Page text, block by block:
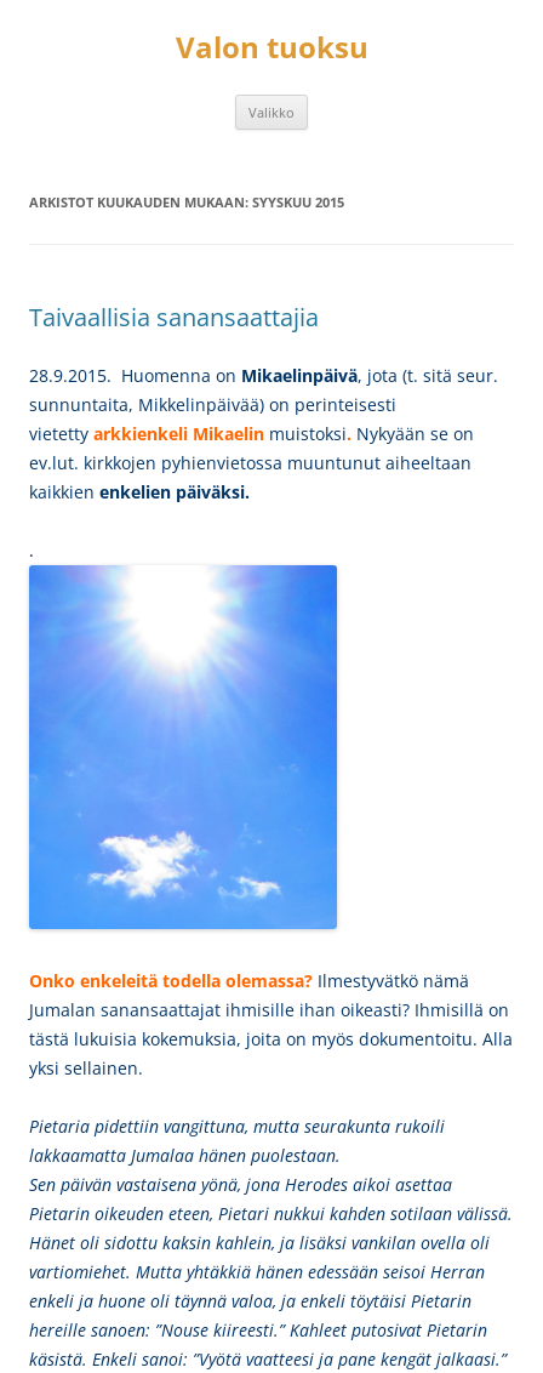
Valon tuoksu
Valikko
ARKISTOT KUUKAUDEN MUKAAN: SYYSKUU 2015
Taivaallisia sanansaattajia
28.9.2015. Huomenna on Mikaelinpäivä, jota (t. sitä seur.
sunnuntaita, Mikkelinpäivää) on perinteisesti
vietetty arkkienkeli Mikaelin muistoksi. Nykyään se on
ev.lut. kirkkojen pyhienvietossa muuntunut aiheeltaan
kaikkien enkelien päiväksi.
.
Onko enkeleitä todella olemassa? Ilmestyvätkö nämä
Jumalan sanansaattajat ihmisille ihan oikeasti? Ihmisillä on
tästä lukuisia kokemuksia, joita on myös dokumentoitu. Alla
yksi sellainen.
Pietaria pidettiin vangittuna, mutta seurakunta rukoili
lakkaamatta Jumalaa hänen puolestaan.
Sen päivän vastaisena yönä, jona Herodes aikoi asettaa
Pietarin oikeuden eteen, Pietari nukkui kahden sotilaan välissä.
Hänet oli sidottu kaksin kahlein, ja lisäksi vankilan ovella oli
vartiomiehet. Mutta yhtäkkiä hänen edessään seisoi Herran
enkeli ja huone oli täynnä valoa, ja enkeli töytäisi Pietarin
hereille sanoen: ”Nouse kiireesti.” Kahleet putosivat Pietarin
käsistä. Enkeli sanoi: ”Vyötä vaatteesi ja pane kengät jalkaasi.”